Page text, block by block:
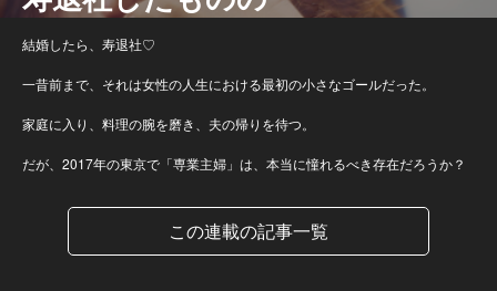
結婚したら、寿退社♡
一昔前まで、それは女性の人生における最初の小さなゴールだった。
家庭に入り、料理の腕を磨き、夫の帰りを待つ。
だが、2017年の東京で「専業主婦」は、本当に憧れるべき存在だろうか？
この連載の記事一覧